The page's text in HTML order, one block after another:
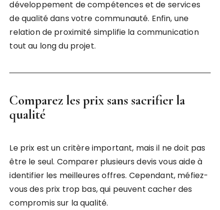
développement de compétences et de services
de qualité dans votre communauté. Enfin, une
relation de proximité simplifie la communication
tout au long du projet.
Comparez les prix sans sacrifier la
qualité
Le prix est un critère important, mais il ne doit pas
être le seul. Comparer plusieurs devis vous aide à
identifier les meilleures offres. Cependant, méfiez-
vous des prix trop bas, qui peuvent cacher des
compromis sur la qualité.